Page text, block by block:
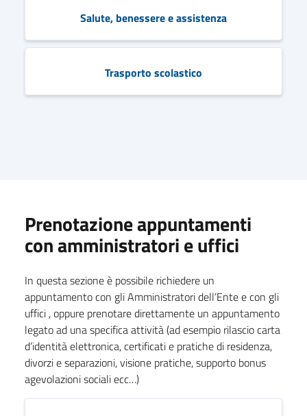
Salute, benessere e assistenza
Trasporto scolastico
Prenotazione appuntamenti
con amministratori e uffici
In questa sezione è possibile richiedere un
appuntamento con gli Amministratori dell’Ente e con gli
uffici , oppure prenotare direttamente un appuntamento
legato ad una specifica attività (ad esempio rilascio carta
d’identità elettronica, certificati e pratiche di residenza,
divorzi e separazioni, visione pratiche, supporto bonus
agevolazioni sociali ecc…)